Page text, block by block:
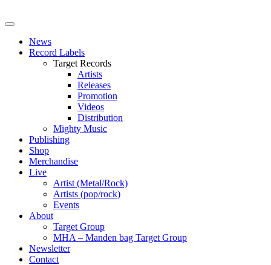
News
Record Labels
Target Records
Artists
Releases
Promotion
Videos
Distribution
Mighty Music
Publishing
Shop
Merchandise
Live
Artist (Metal/Rock)
Artists (pop/rock)
Events
About
Target Group
MHA – Manden bag Target Group
Newsletter
Contact